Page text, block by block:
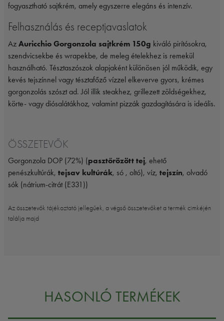
fogyasztható sajtkrém, amely egyszerre elegáns és intenzív.
Felhasználás és receptjavaslatok
Az Auricchio Gorgonzola sajtkrém 150g kiváló pirítósokra,
szendvicsekbe és wrapekbe, de meleg ételekhez is remekül
használható. Tésztaszószok alapjaként különösen jól működik, egy
kevés tejszínnel vagy tésztafőző vízzel elkeverve gyors, krémes
gorgonzolás szószt ad. Jól illik steakhez, grillezett zöldségekhez,
körte- vagy diósalátákhoz, valamint pizzák gazdagítására is ideális.
ÖSSZETEVŐK
Gorgonzola DOP (72%) (pasztőrözött tej, ehető
penészkultúrák, tejsav kultúrák, só , oltó), víz, tejszín, olvadó
sók (nátrium-citrát (E331))
Az összetevők tájékoztató jellegűek, a végső összetevőket a termék cimkéjén
találja majd
HASONLÓ TERMÉKEK